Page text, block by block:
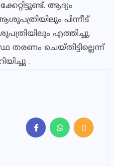
ആദ്യം
പിന്നീട്
എത്തിച്ചു.
തരണം ചെയ്തിട്ടില്ലെന്ന്
.